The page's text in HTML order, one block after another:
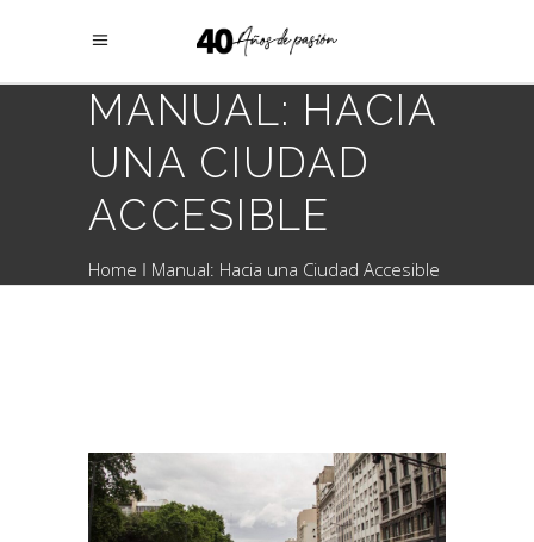
MANUAL: HACIA
UNA CIUDAD
ACCESIBLE
Home Manual: Hacia una Ciudad Accesible